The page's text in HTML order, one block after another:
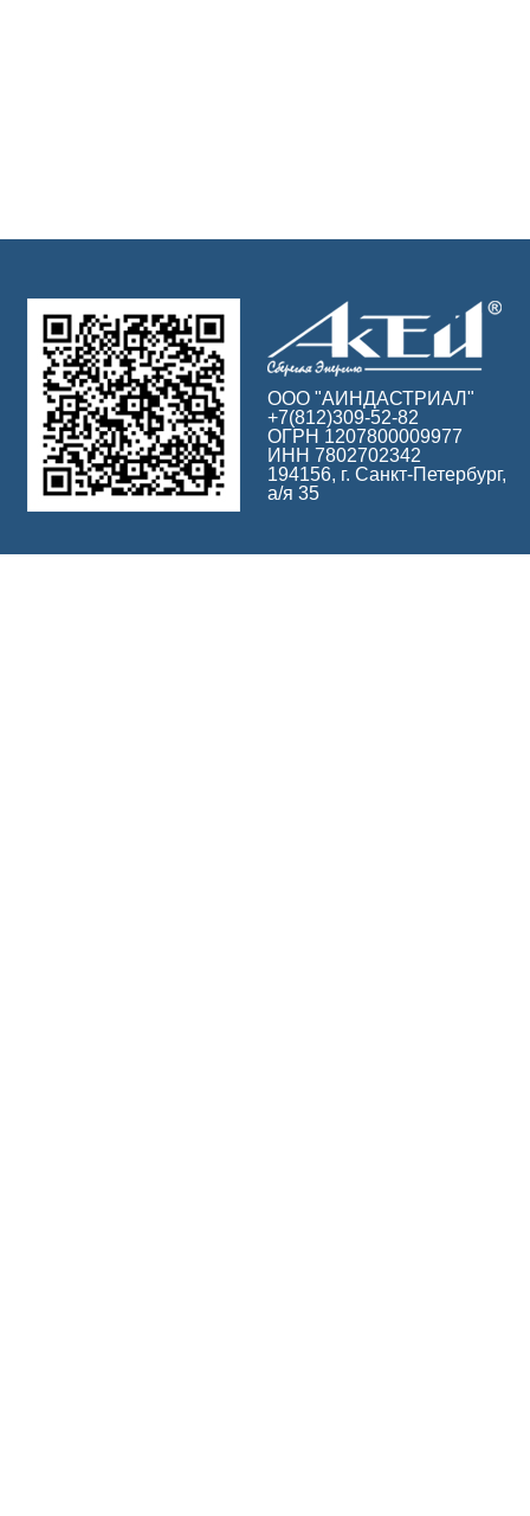
ООО "АИНДАСТРИАЛ"
+7(812)309-52-82
ОГРН 1207800009977
ИНН 7802702342
194156, г. Санкт-Петербург,
а/я 35